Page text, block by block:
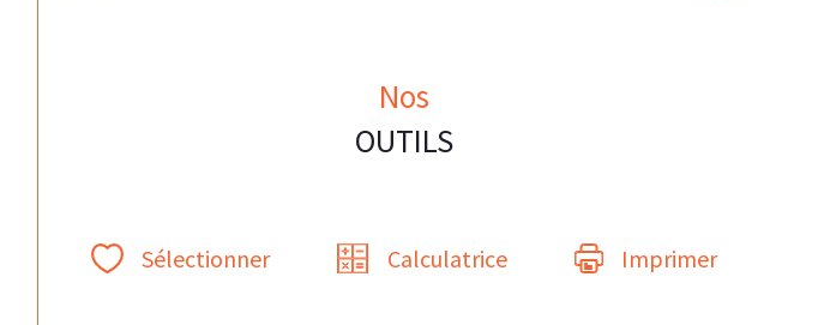
Nos
OUTILS
Sélectionner Calculatrice Imprimer